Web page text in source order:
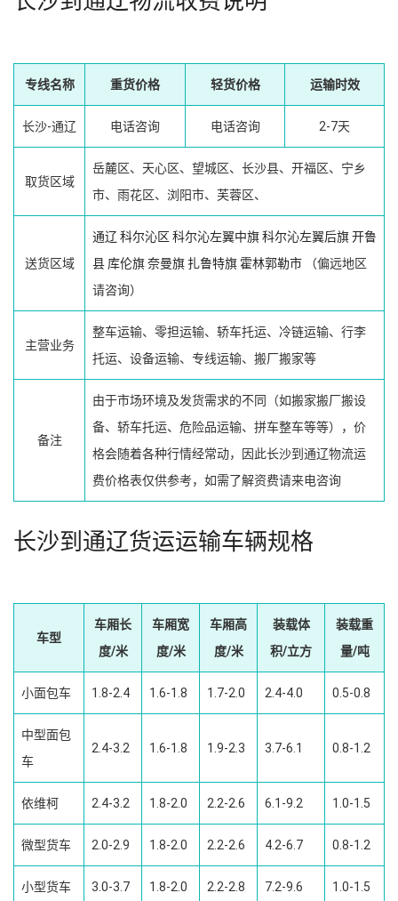
专线名称 重货价格 轻货价格 运输时效
长沙-通辽 电话咨询 电话咨询 2-7天
取货区域
岳麓区、天心区、望城区、长沙县、开福区、宁乡
市、雨花区、浏阳市、芙蓉区、
送货区域
通辽 科尔沁区 科尔沁左翼中旗科尔沁左翼后旗开鲁
县 库伦旗奈曼旗 扎鲁特旗 霍林郭勒市 （偏远地区
请咨询）
主营业务
整车运输、零担运输、轿车托运、冷链运输、行李
托运、设备运输、专线运输、搬厂搬家等
备注
由于市场环境及发货需求的不同（如搬家搬厂搬设
备、轿车托运、危险品运输、拼车整车等等），价
格会随着各种行情经常动，因此长沙到通辽物流运
费价格表仅供参考，如需了解资费请来电咨询
长沙到通辽货运运输车辆规格
车型
车厢长
度/米
车厢宽
度/米
车厢高
度/米
装载体
积/立方
装载重
量/吨
小面包车 1.8-2.4 1.6-1.8 1.7-2.0 2.4-4.0 0.5-0.8
中型面包
车
2.4-3.2 1.6-1.8 1.9-2.3 3.7-6.1 0.8-1.2
依维柯 2.4-3.2 1.8-2.0 2.2-2.6 6.1-9.2 1.0-1.5
微型货车 2.0-2.9 1.8-2.0 2.2-2.6 4.2-6.7 0.8-1.2
小型货车 3.0-3.7 1.8-2.0 2.2-2.8 7.2-9.6 1.0-1.5